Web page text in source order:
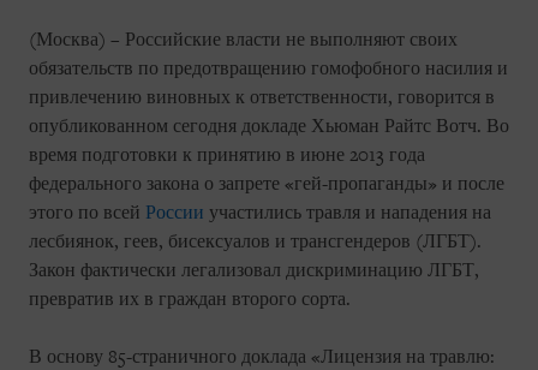
(Москва) – Российские власти не выполняют своих
обязательств по предотвращению гомофобного насилия и
привлечению виновных к ответственности, говорится в
опубликованном сегодня докладе Хьюман Райтс Вотч. Во
время подготовки к принятию в июне 2013 года
федерального закона о запрете «гей-пропаганды» и после
этого по всей России участились травля и нападения на
лесбиянок, геев, бисексуалов и трансгендеров (ЛГБТ).
Закон фактически легализовал дискриминацию ЛГБТ,
превратив их в граждан второго сорта.
В основу 85-страничного доклада «Лицензия на травлю: